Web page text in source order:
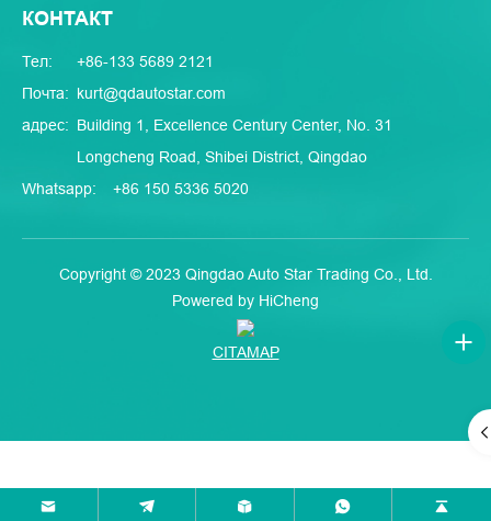
КОНТАКТ
Тел:
+86-133 5689 2121
Почта: kurt@qdautostar.com
адрес: Building 1, Excellence Century Center, No. 31
Longcheng Road, Shibei District, Qingdao
Whatsapp:
+86 150 5336 5020
Copyright © 2023 Qingdao Auto Star Trading Co., Ltd.
Powered by HiCheng
CITAMAP